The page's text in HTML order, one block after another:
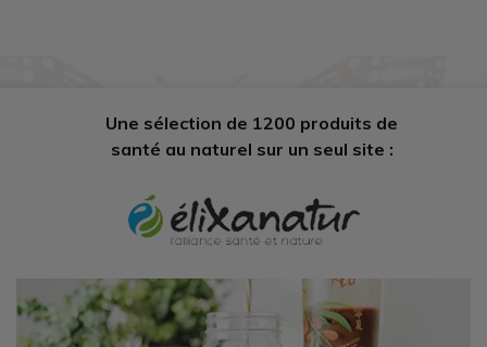
Une sélection de 1200 produits de
santé au naturel sur un seul site :